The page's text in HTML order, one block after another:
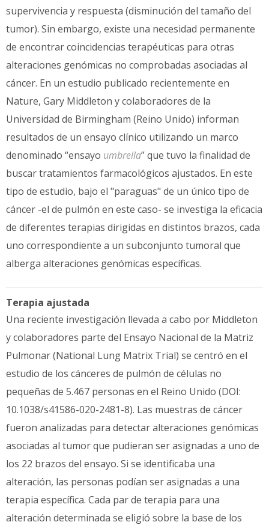
supervivencia y respuesta (disminución del tamaño del
tumor). Sin embargo, existe una necesidad permanente
de encontrar coincidencias terapéuticas para otras
alteraciones genómicas no comprobadas asociadas al
cáncer. En un estudio publicado recientemente en
Nature, Gary Middleton y colaboradores de la
Universidad de Birmingham (Reino Unido) informan
resultados de un ensayo clínico utilizando un marco
denominado “ensayo umbrella” que tuvo la finalidad de
buscar tratamientos farmacológicos ajustados. En este
tipo de estudio, bajo el "paraguas" de un único tipo de
cáncer -el de pulmón en este caso- se investiga la eficacia
de diferentes terapias dirigidas en distintos brazos, cada
uno correspondiente a un subconjunto tumoral que
alberga alteraciones genómicas específicas.
Terapia ajustada
Una reciente investigación llevada a cabo por Middleton
y colaboradores parte del Ensayo Nacional de la Matriz
Pulmonar (National Lung Matrix Trial) se centró en el
estudio de los cánceres de pulmón de células no
pequeñas de 5.467 personas en el Reino Unido (DOI:
10.1038/s41586-020-2481-8). Las muestras de cáncer
fueron analizadas para detectar alteraciones genómicas
asociadas al tumor que pudieran ser asignadas a uno de
los 22 brazos del ensayo. Si se identificaba una
alteración, las personas podían ser asignadas a una
terapia específica. Cada par de terapia para una
alteración determinada se eligió sobre la base de los